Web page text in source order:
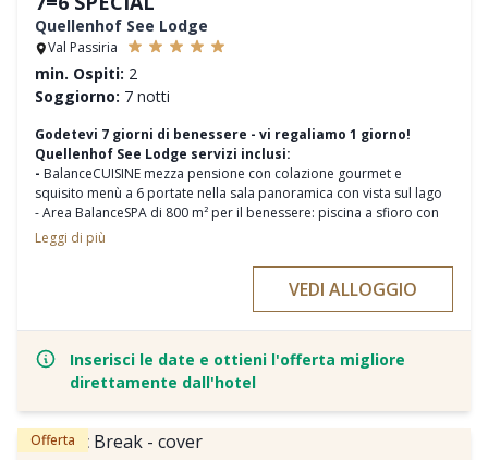
Quellenhof See Lodge
Val Passiria
min. Ospiti: 2
Soggiorno: 7 notti
Godetevi 7 giorni di benessere - vi regaliamo 1 giorno!
Quellenhof See Lodge servizi inclusi:
- BalanceCUISINE mezza pensione con colazione gourmet e
squisito menù a 6 portate nella sala panoramica con vista sul lago
- Area BalanceSPA di 800 m² per il benessere: piscina a sfioro con
piscina interna e passaggio per nuotare all'esterno
- Bacino balneare di 4.500 m² con un diametro di 105 m (la piscina
- BalanceSAUNA con sauna finlandese, bagno turco e biosanarium,
area di aria fresca, piscina d'acqua fredda e infusioni giornaliere
- Accoglienti aree relax, spaziosa terrazza panoramica sul tetto di
See Lodge con YogaROOM
- Palestra attrezzata di prima classe con supervisione, programma
settimanale BalanceSPORT che include yoga e allenamenti
- Programma settimanale vario
- Borsa spa con accappatoi morbidi e asciugamani
Leggi di più
VEDI ALLOGGIO
Inserisci le date e ottieni l'offerta migliore
direttamente dall'hotel
Offerta